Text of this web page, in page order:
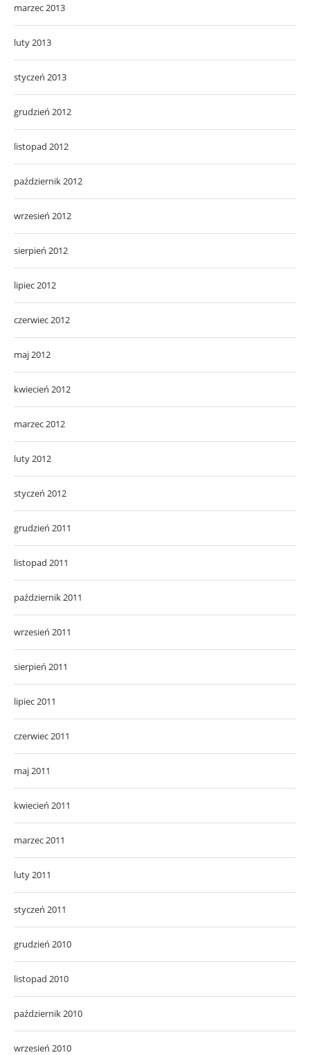
marzec 2013
luty 2013
styczeń 2013
grudzień 2012
listopad 2012
październik 2012
wrzesień 2012
sierpień 2012
lipiec 2012
czerwiec 2012
maj 2012
kwiecień 2012
marzec 2012
luty 2012
styczeń 2012
grudzień 2011
listopad 2011
październik 2011
wrzesień 2011
sierpień 2011
lipiec 2011
czerwiec 2011
maj 2011
kwiecień 2011
marzec 2011
luty 2011
styczeń 2011
grudzień 2010
listopad 2010
październik 2010
wrzesień 2010